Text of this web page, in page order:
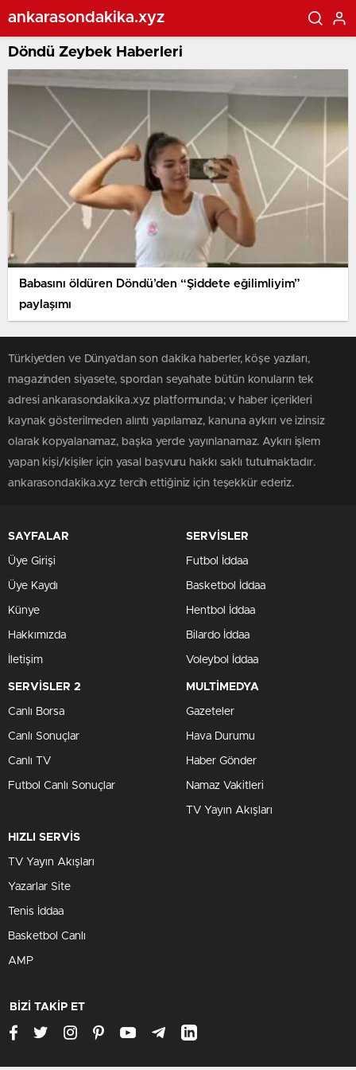
ankarasondakika.xyz
Döndü Zeybek Haberleri
Babasını öldüren Döndü’den “Şiddete eğilimliyim”
paylaşımı
Türkiye'den ve Dünya’dan son dakika haberler, köşe yazıları,
magazinden siyasete, spordan seyahate bütün konuların tek
adresi ankarasondakika.xyz platformunda; v haber içerikleri
kaynak gösterilmeden alıntı yapılamaz, kanuna aykırı ve izinsiz
olarak kopyalanamaz, başka yerde yayınlanamaz. Aykırı işlem
yapan kişi/kişiler için yasal başvuru hakkı saklı tutulmaktadır.
ankarasondakika.xyz tercih ettiğiniz için teşekkür ederiz.
SAYFALAR
Üye Girişi
Üye Kaydı
Künye
Hakkımızda
İletişim
SERVİSLER
Futbol İddaa
Basketbol İddaa
Hentbol İddaa
Bilardo İddaa
Voleybol İddaa
SERVİSLER 2
Canlı Borsa
Canlı Sonuçlar
Canlı TV
Futbol Canlı Sonuçlar
MULTİMEDYA
Gazeteler
Hava Durumu
Haber Gönder
Namaz Vakitleri
TV Yayın Akışları
HIZLI SERVİS
TV Yayın Akışları
Yazarlar Site
Tenis İddaa
Basketbol Canlı
AMP
BİZİ TAKİP ET